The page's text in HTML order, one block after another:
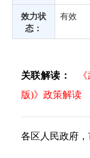
效力状
态：
有效
关联解读：
版)》政策解读
各区人民政府，